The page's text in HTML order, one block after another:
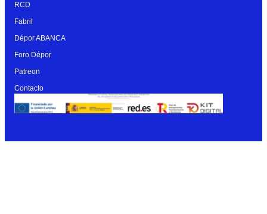
RCD
Fabril
Dépor ABANCA
Foro Dépor
Patreon
Contacto